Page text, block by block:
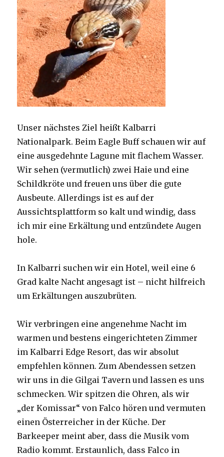
Unser nächstes Ziel heißt Kalbarri
Nationalpark. Beim Eagle Buff schauen wir auf
eine ausgedehnte Lagune mit flachem Wasser.
Wir sehen (vermutlich) zwei Haie und eine
Schildkröte und freuen uns über die gute
Ausbeute. Allerdings ist es auf der
Aussichtsplattform so kalt und windig, dass
ich mir eine Erkältung und entzündete Augen
hole.
In Kalbarri suchen wir ein Hotel, weil eine 6
Grad kalte Nacht angesagt ist – nicht hilfreich
um Erkältungen auszubrüten.
Wir verbringen eine angenehme Nacht im
warmen und bestens eingerichteten Zimmer
im Kalbarri Edge Resort, das wir absolut
empfehlen können. Zum Abendessen setzen
wir uns in die Gilgai Tavern und lassen es uns
schmecken. Wir spitzen die Ohren, als wir
„der Komissar“ von Falco hören und vermuten
einen Österreicher in der Küche. Der
Barkeeper meint aber, dass die Musik vom
Radio kommt. Erstaunlich, dass Falco in